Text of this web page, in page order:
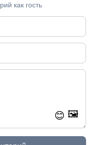
как гость
😊 🖼️